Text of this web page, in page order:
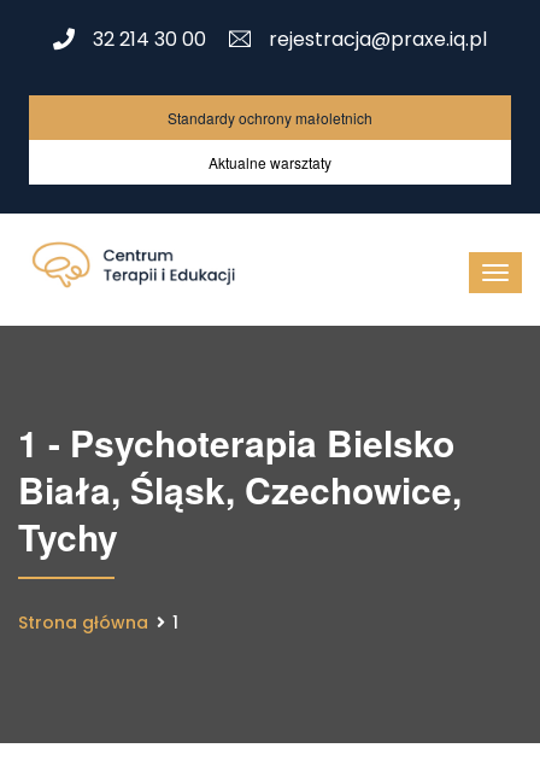
32 214 30 00 rejestracja@praxe.iq.pl
Standardy ochrony małoletnich
Aktualne warsztaty
1 - Psychoterapia Bielsko
Biała, Śląsk, Czechowice,
Tychy
Strona główna 1